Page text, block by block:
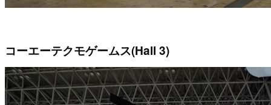
コーエーテクモゲームス(Hall 3)